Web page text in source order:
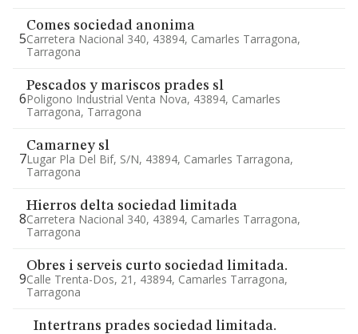
5
Comes sociedad anonima
Carretera Nacional 340, 43894, Camarles Tarragona,
Tarragona
6
Pescados y mariscos prades sl
Poligono Industrial Venta Nova, 43894, Camarles
Tarragona, Tarragona
7
Camarney sl
Lugar Pla Del Bif, S/n, 43894, Camarles Tarragona,
Tarragona
8
Hierros delta sociedad limitada
Carretera Nacional 340, 43894, Camarles Tarragona,
Tarragona
9
Obres i serveis curto sociedad limitada.
Calle Trenta-Dos, 21, 43894, Camarles Tarragona,
Tarragona
Intertrans prades sociedad limitada.